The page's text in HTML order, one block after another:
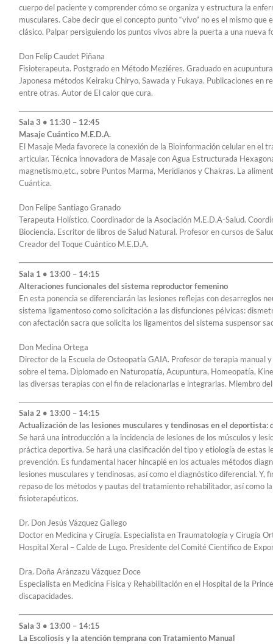
cuerpo del paciente y comprender cómo se organiza y estructura la
musculares. Cabe decir que el concepto punto “vivo” no es el mismo
clásico. Palpar persiguiendo los puntos vivos abre la puerta a una nueva
Don Felip Caudet Piñana
Fisioterapeuta. Postgrado en Método Meziéres. Graduado en
Japonesa métodos Keiraku Chiryo, Sawada y Fukaya. Publicaciones en
entre otras. Autor de El calor que cura.
Sala 3 • 11:30 – 12:45
Masaje Cuántico M.E.D.A.
El Masaje Meda favorece la conexión de la Bioinformación celular en el
articular. Técnica innovadora de Masaje con Agua Estructurada
magnetismo,etc., sobre Puntos Marma, Meridianos y Chakras. La
Cuántica.
Don Felipe Santiago Granado
Terapeuta Holístico. Coordinador de la Asociación M.E.D.A-Salud.
Biociencia. Escritor de libros de Salud Natural. Profesor en cursos de
Creador del Toque Cuántico M.E.D.A.
Sala 1 • 13:00 – 14:15
Alteraciones funcionales del sistema reproductor femenino
En esta ponencia se diferenciarán las lesiones reflejas con desarreglos
sistema ligamentoso como solicitación a las disfunciones pélvicas:
con afectación sacra que solicita los ligamentos del sistema suspensor
Don Medina Ortega
Director de la Escuela de Osteopatía GAIA. Profesor de terapia manual
sobre el tema. Diplomado en Naturopatía, Acupuntura, Homeopatía,
las diversas terapias con el fin de relacionarlas e integrarlas. Miembro
Sala 2 • 13:00 – 14:15
Actualización de las lesiones musculares y tendinosas en el
Se hará una introducción a la incidencia de lesiones de los músculos y
práctica deportiva. Se hará una clasificación del tipo y etiología de estas
prevención. Es fundamental hacer hincapié en los actuales métodos
lesiones musculares y tendinosas, así como el diagnóstico diferencial. Y,
repaso de los métodos y pautas del tratamiento rehabilitador, así como
fisioterapéuticos.
Dr. Don Jesús Vázquez Gallego
Doctor en Medicina y Cirugía. Especialista en Traumatología y Cirugía
Hospital Xeral – Calde de Lugo. Presidente del Comité Científico de
Dra. Doña Aránzazu Vázquez Doce
Especialista en Medicina Física y Rehabilitación en el Hospital de la
discapacidades.
Sala 3 • 13:00 – 14:15
La Escoliosis y la atención temprana con Tratamiento Manual